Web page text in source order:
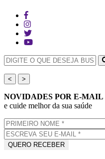
< >
NOVIDADES POR E-MAIL
e cuide melhor da sua saúde